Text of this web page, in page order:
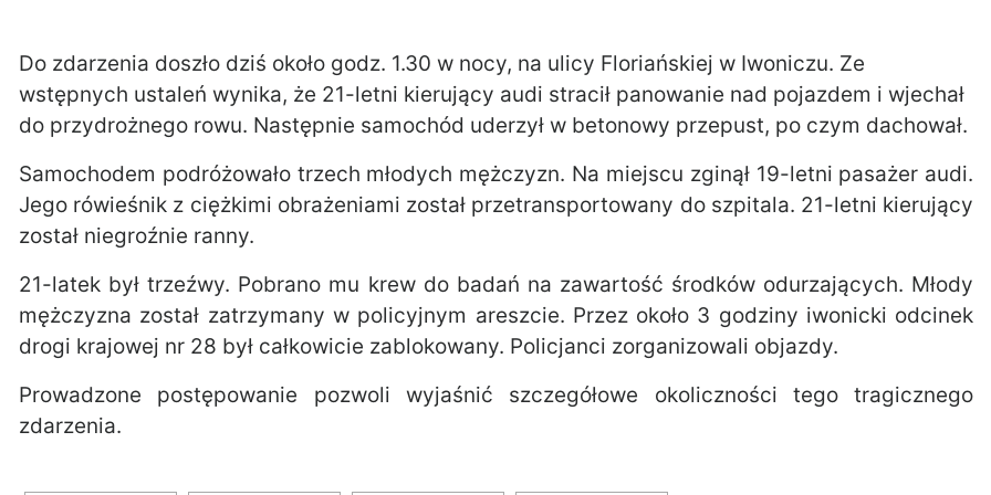
Do zdarzenia doszło dziś około godz. 1.30 w nocy, na ulicy Floriańskiej w Iwoniczu. Ze
wstępnych ustaleń wynika, że 21-letni kierujący audi stracił panowanie nad pojazdem i wjechał
do przydrożnego rowu. Następnie samochód uderzył w betonowy przepust, po czym dachował.
Samochodem podróżowało trzech młodych mężczyzn. Na miejscu zginął 19-letni pasażer audi.
Jego rówieśnik z ciężkimi obrażeniami został przetransportowany do szpitala. 21-letni kierujący
został niegroźnie ranny.
21-latek był trzeźwy. Pobrano mu krew do badań na zawartość środków odurzających. Młody
mężczyzna został zatrzymany w policyjnym areszcie. Przez około 3 godziny iwonicki odcinek
drogi krajowej nr 28 był całkowicie zablokowany. Policjanci zorganizowali objazdy.
Prowadzone postępowanie pozwoli wyjaśnić szczegółowe okoliczności tego tragicznego
zdarzenia.